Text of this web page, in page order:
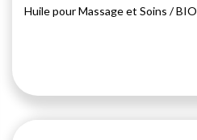
Huile pourMassage et Soins / BIO